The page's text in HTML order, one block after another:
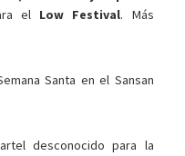
el Low Festival. Más
Santa en el Sansan
desconocido para la